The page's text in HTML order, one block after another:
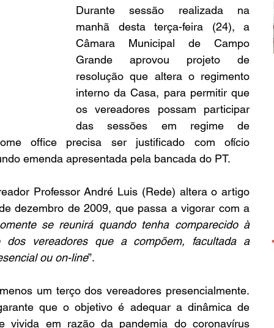
Durante sessão realizada na
manhã desta terça-feira (24), a
Câmara Municipal de Campo
Grande aprovou projeto de
resolução que altera o regimento
interno da Casa, para permitir que
os vereadores possam participar
das sessões em regime de
office precisa ser justificado com ofício
emenda apresentada pela bancada do PT.
Professor André Luis (Rede) altera o artigo
dezembro de 2009, que passa a vigorar com a
se reunirá quando tenha comparecido à
vereadores que a compõem, facultada a
ou on-line”.
um terço dos vereadores presencialmente.
que o objetivo é adequar a dinâmica de
vivida em razão da pandemia do coronavírus